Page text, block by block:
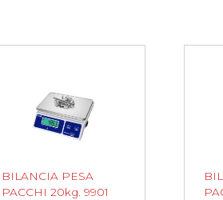
BILANCIA PESA
PACCHI 20kg. 9901